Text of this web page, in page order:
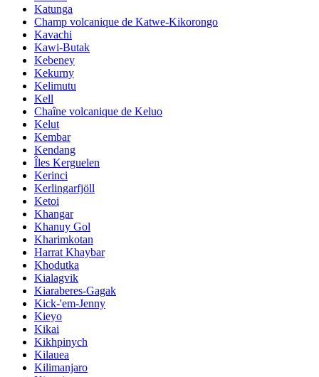
Katunga
Champ volcanique de Katwe-Kikorongo
Kavachi
Kawi-Butak
Kebeney
Kekurny
Kelimutu
Kell
Chaîne volcanique de Keluo
Kelut
Kembar
Kendang
Îles Kerguelen
Kerinci
Kerlingarfjöll
Ketoi
Khangar
Khanuy Gol
Kharimkotan
Harrat Khaybar
Khodutka
Kialagvik
Kiaraberes-Gagak
Kick-'em-Jenny
Kieyo
Kikai
Kikhpinych
Kilauea
Kilimanjaro